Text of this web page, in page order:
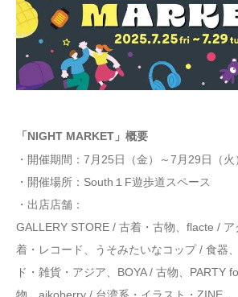
「NIGHT MARKET」概要
・開催期間：7月25日（金）～7月29日（
・開催場所：South１F遊歩道スペース
・出店店舗：
GALLERY STORE / 古着・古物、flacte /
着・レコード、うそみたいなコップ / 食器
ド・雑貨・アジア、BOYA / 古物、PARTY
物、aikoberry / 台湾系・イラスト・ZINE